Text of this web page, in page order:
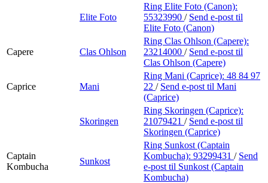
Elite Foto
Ring Elite Foto (Canon):
55323990 / Send e-post til
Elite Foto (Canon)
Capere Clas Ohlson
Ring Clas Ohlson (Capere):
23214000 / Send e-post til
Clas Ohlson (Capere)
Caprice Mani
Ring Mani (Caprice): 48 84 97
22 / Send e-post til Mani
(Caprice)
Skoringen
Ring Skoringen (Caprice):
21079421 / Send e-post til
Skoringen (Caprice)
Captain
Kombucha
Sunkost
Ring Sunkost (Captain
Kombucha): 93299431 / Send
e-post til Sunkost (Captain
Kombucha)